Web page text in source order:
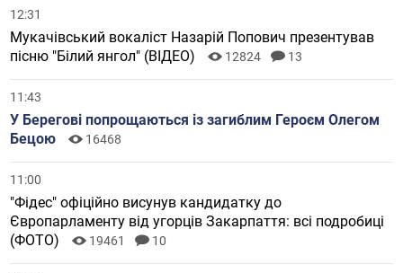
12:31
Мукачівський вокаліст Назарій Попович презентував
пісню "Білий янгол" (ВІДЕО)
12824 13
11:43
У Берегові попрощаються із загиблим Героєм Олегом
Бецою
16468
11:00
"Фідес" офіційно висунув кандидатку до
Європарламенту від угорців Закарпаття: всі подробиці
(ФОТО)
19461 10